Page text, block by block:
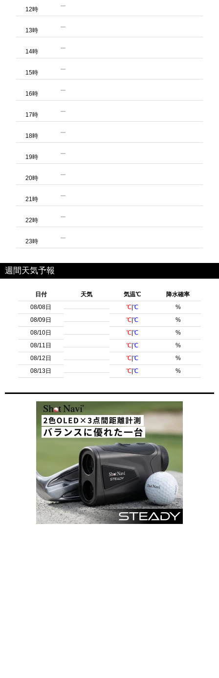
12時
13時
14時
15時
16時
17時
18時
19時
20時
21時
22時
23時
週間天気予報
日付 天気 気温℃ 降水確率
08/08日 ℃ |℃ %
08/09日 ℃ |℃ %
08/10日 ℃ |℃ %
08/11日 ℃ |℃ %
08/12日 ℃ |℃ %
08/13日 ℃ |℃ %